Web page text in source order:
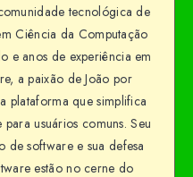
tecnológica de
Ciência da Computação
e anos de experiência em
a paixão de João por
plataforma que simplifica
usuários comuns. Seu
de software e sua defesa
estão no cerne do